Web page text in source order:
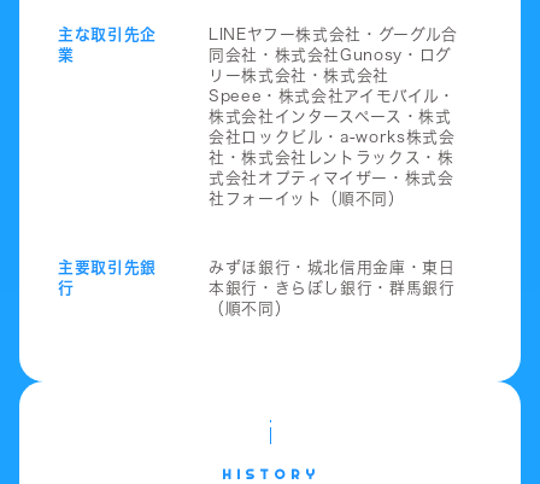
主な取引先企
業
LINEヤフー株式会社・グーグル合
同会社・株式会社Gunosy・ログ
リー株式会社・株式会社
Speee・株式会社アイモバイル・
株式会社インタースペース・株式
会社ロックビル・a-works株式会
社・株式会社レントラックス・株
式会社オプティマイザー・株式会
社フォーイット（順不同）
主要取引先銀
行
みずほ銀行・城北信用金庫・東日
本銀行・きらぼし銀行・群馬銀行
（順不同）
HISTORY